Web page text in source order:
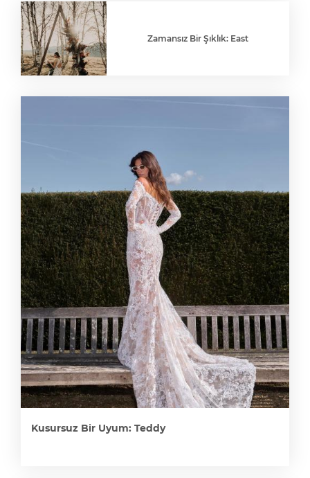
Zamansız Bir Şıklık: East
Kusursuz Bir Uyum: Teddy